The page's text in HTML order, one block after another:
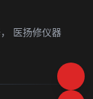
医扬修仪器